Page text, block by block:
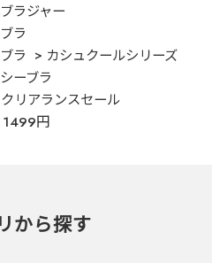
ラジャー
ラ
ラ
カシュクールシリーズ
ーブラ
クリアランスセール
円
から探す